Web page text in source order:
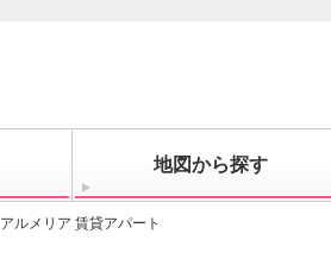
地図から探す
アルメリア 賃貸アパート